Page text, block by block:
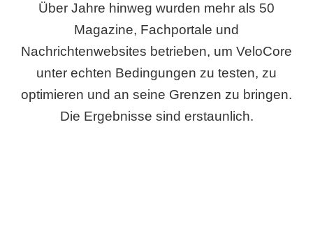
Über Jahre hinweg wurden mehr als 50
Magazine, Fachportale und
Nachrichtenwebsites betrieben, um VeloCore
unter echten Bedingungen zu testen, zu
optimieren und an seine Grenzen zu bringen.
Die Ergebnisse sind erstaunlich.